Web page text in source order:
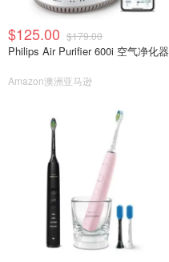
$125.00 $179.00
Philips Air Purifier 600i 空气净化器
Amazon澳洲亚马逊